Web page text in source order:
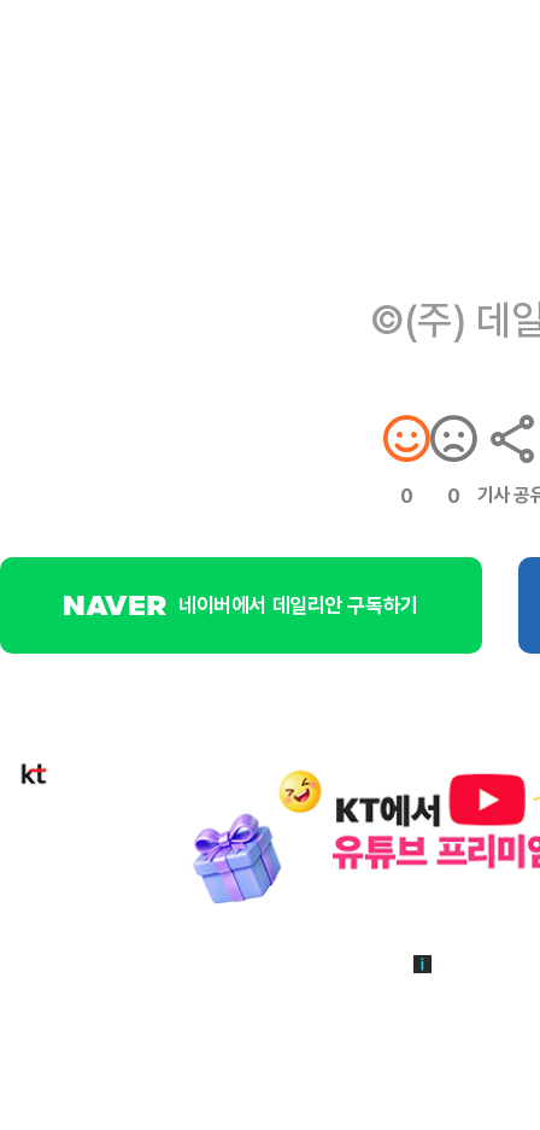
©(주) 데
0 0 기사 공
네이버에서 데일리안 구독하기